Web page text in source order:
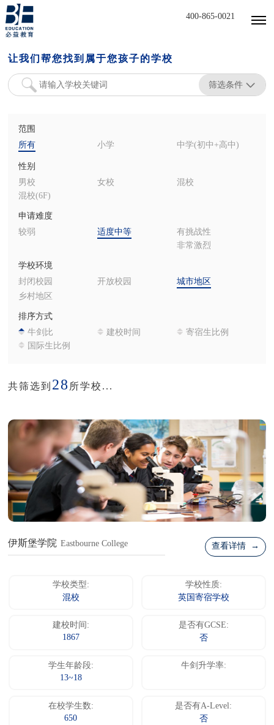
400-865-0021
让我们帮您找到属于您孩子的学校
筛选条件
范围
所有
小学 中学(初中+高中)
性别
男校
女校
混校
混校(6F)
申请难度
较弱
适度中等
有挑战性
非常激烈
学校环境
封闭校园
开放校园
城市地区
乡村地区
排序方式
牛剑比
建校时间
寄宿生比例
国际生比例
共筛选到 28 所学校...
伊斯堡学院 Eastbourne College 查看详情 →
学校类型:
混校
学校性质:
英国寄宿学校
建校时间:
1867
是否有GCSE:
否
学生年龄段:
13~18
牛剑升学率:
在校学生数:
650
是否有A-Level:
否